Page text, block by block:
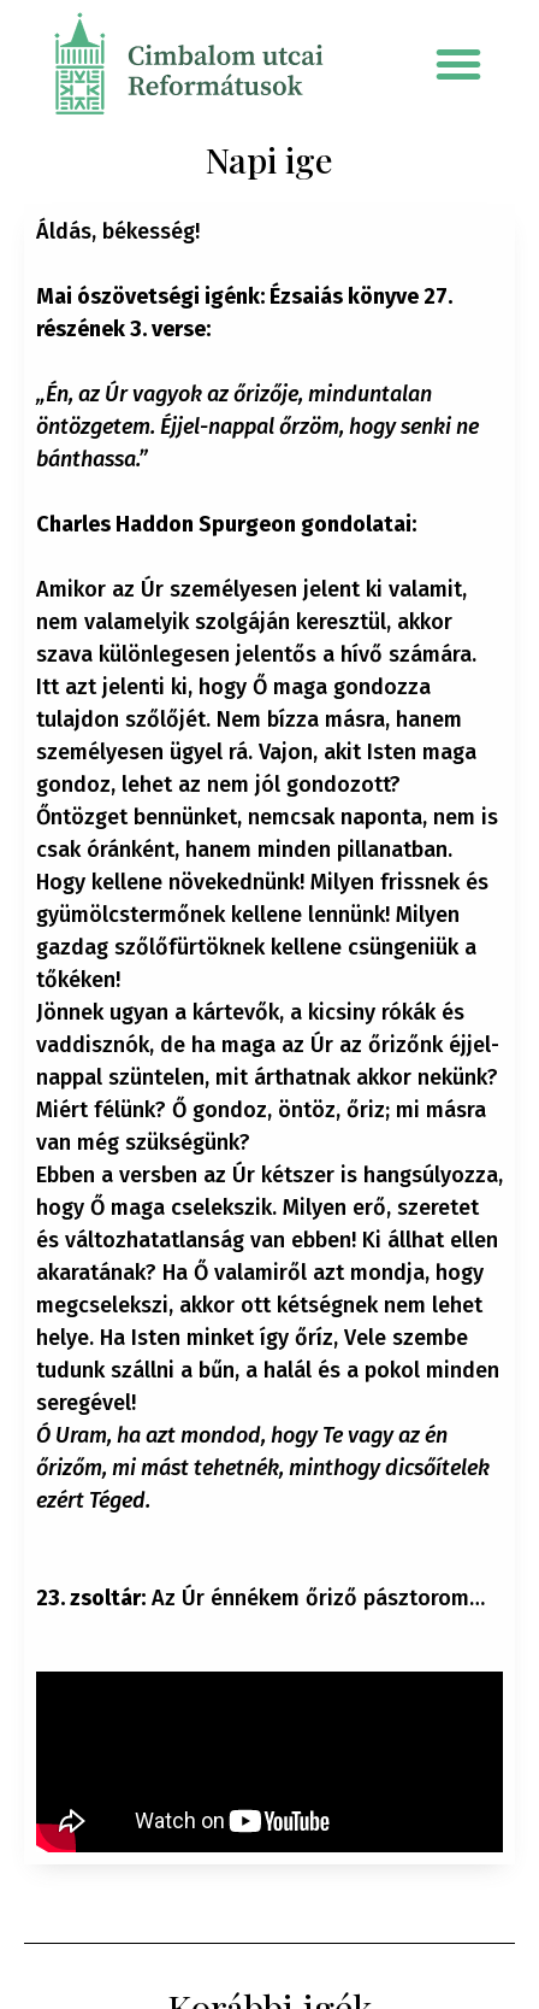
Napi ige
Áldás, békesség!
Mai ószövetségi igénk: Ézsaiás könyve 27.
részének 3. verse:
„Én, az Úr vagyok az őrizője, minduntalan
öntözgetem. Éjjel-nappal őrzöm, hogy senki ne
bánthassa.”
Charles Haddon Spurgeon gondolatai:
Amikor az Úr személyesen jelent ki valamit,
nem valamelyik szolgáján keresztül, akkor
szava különlegesen jelentős a hívő számára.
Itt azt jelenti ki, hogy Ő maga gondozza
tulajdon szőlőjét. Nem bízza másra, hanem
személyesen ügyel rá. Vajon, akit Isten maga
gondoz, lehet az nem jól gondozott?
Őntözget bennünket, nemcsak naponta, nem is
csak óránként, hanem minden pillanatban.
Hogy kellene növekednünk! Milyen frissnek és
gyümölcstermőnek kellene lennünk! Milyen
gazdag szőlőfürtöknek kellene csüngeniük a
tőkéken!
Jönnek ugyan a kártevők, a kicsiny rókák és
vaddisznók, de ha maga az Úr az őrizőnk éjjel-
nappal szüntelen, mit árthatnak akkor nekünk?
Miért félünk? Ő gondoz, öntöz, őriz; mi másra
van még szükségünk?
Ebben a versben az Úr kétszer is hangsúlyozza,
hogy Ő maga cselekszik. Milyen erő, szeretet
és változhatatlanság van ebben! Ki állhat ellen
akaratának? Ha Ő valamiről azt mondja, hogy
megcselekszi, akkor ott kétségnek nem lehet
helye. Ha Isten minket így őríz, Vele szembe
tudunk szállni a bűn, a halál és a pokol minden
seregével!
Ó Uram, ha azt mondod, hogy Te vagy az én
őrizőm, mi mást tehetnék, minthogy dicsőítelek
ezért Téged.
23. zsoltár: Az Úr énnékem őriző pásztorom…